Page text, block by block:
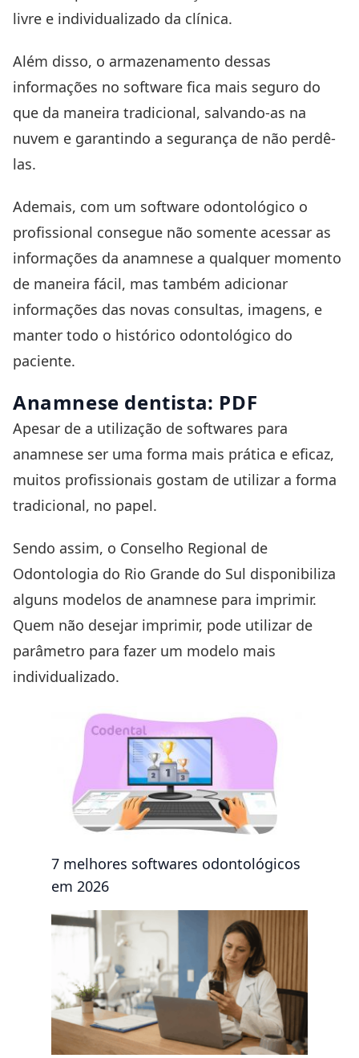
livre e individualizado da clínica.
Além disso, o armazenamento dessas
informações no software fica mais seguro do
que da maneira tradicional, salvando-as na
nuvem e garantindo a segurança de não perdê-
las.
Ademais, com um software odontológico o
profissional consegue não somente acessar as
informações da anamnese a qualquer momento
de maneira fácil, mas também adicionar
informações das novas consultas, imagens, e
manter todo o histórico odontológico do
paciente.
Anamnese dentista: PDF
Apesar de a utilização de softwares para
anamnese ser uma forma mais prática e eficaz,
muitos profissionais gostam de utilizar a forma
tradicional, no papel.
Sendo assim, o Conselho Regional de
Odontologia do Rio Grande do Sul disponibiliza
alguns modelos de anamnese para imprimir.
Quem não desejar imprimir, pode utilizar de
parâmetro para fazer um modelo mais
individualizado.
7 melhores softwares odontológicos
em 2026